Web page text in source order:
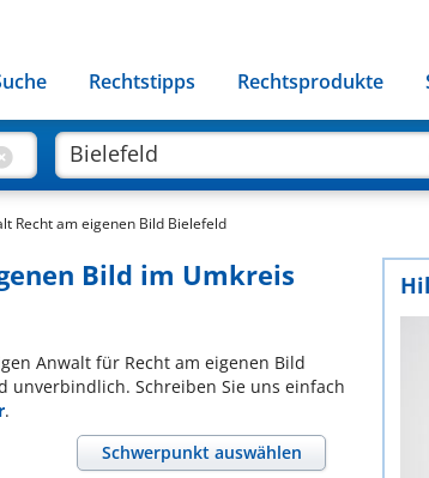
Rechtstipps Rechtsprodukte
Recht am eigenen Bild Bielefeld
Bild im Umkreis
Anwalt für Recht am eigenen Bild
unverbindlich. Schreiben Sie uns einfach
.
Schwerpunkt auswählen